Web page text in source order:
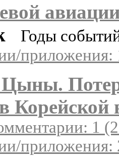
Годы
приложения:
Корейской
1
приложения: